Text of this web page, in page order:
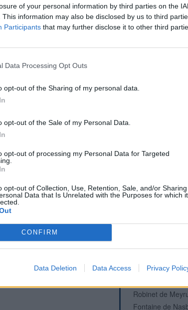
of your personal information by third parties on the
This information may also be disclosed by us to third
Participants that may further disclose it to other third
Data Processing Opt Outs
opt-out of the Sharing of my personal data.
opt-out of the Sale of my Personal Data.
opt-out of processing my Personal Data for Targeted
opt-out of Collection, Use, Retention, Sale, and/or Sharing
Data that Is Unrelated with the Purposes for which it
CONFIRM
Data Deletion Data Access Privacy
Fontaine de
Source de Font
Fontaine de
Fontaine du
Fontaine de Luc
Borne de
Robinet de
Fontaine de